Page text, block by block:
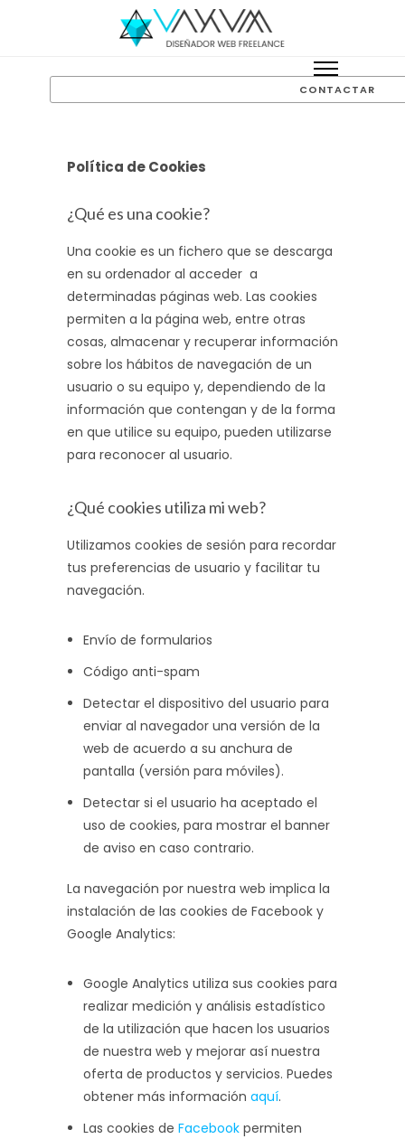
CONTACTAR
Política de Cookies
¿Qué es una cookie?
Una cookie es un fichero que se descarga
en su ordenador al acceder a
determinadas páginas web. Las cookies
permiten a la página web, entre otras
cosas, almacenar y recuperar información
sobre los hábitos de navegación de un
usuario o su equipo y, dependiendo de la
información que contengan y de la forma
en que utilice su equipo, pueden utilizarse
para reconocer al usuario.
¿Qué cookies utiliza mi web?
Utilizamos cookies de sesión para recordar
tus preferencias de usuario y facilitar tu
navegación.
Envío de formularios
Código anti-spam
Detectar el dispositivo del usuario para
enviar al navegador una versión de la
web de acuerdo a su anchura de
pantalla (versión para móviles).
Detectar si el usuario ha aceptado el
uso de cookies, para mostrar el banner
de aviso en caso contrario.
La navegación por nuestra web implica la
instalación de las cookies de Facebook y
Google Analytics:
Google Analytics utiliza sus cookies para
realizar medición y análisis estadístico
de la utilización que hacen los usuarios
de nuestra web y mejorar así nuestra
oferta de productos y servicios. Puedes
obtener más informaciónaquí.
Las cookies deFacebook permiten